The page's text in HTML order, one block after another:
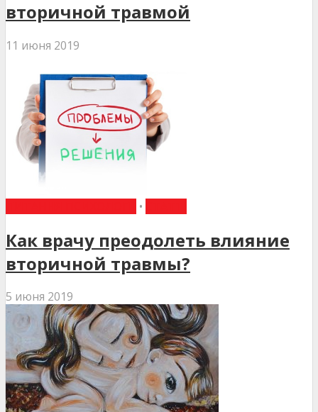
вторичной травмой
11 июня 2019
•
Как врачу преодолеть влияние
вторичной травмы?
5 июня 2019